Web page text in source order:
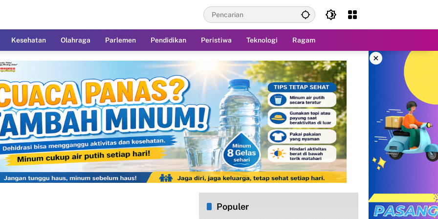
Kesehatan Olahraga Parlemen Pendidikan Peristiwa Teknologi Ragam
×
Populer